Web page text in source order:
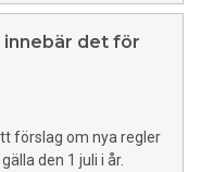
Det visar Nils
innebär det för
förslag om nya regler
den 1 juli i år.